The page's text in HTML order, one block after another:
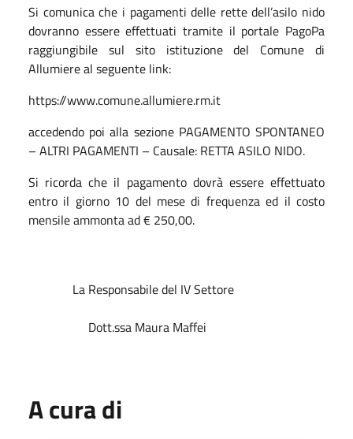
Si comunica che i pagamenti delle rette dell’asilo nido
dovranno essere effettuati tramite il portale PagoPa
raggiungibile sul sito istituzione del Comune di
Allumiere al seguente link:
https://www.comune.allumiere.rm.it
accedendo poi alla sezione PAGAMENTO SPONTANEO
– ALTRI PAGAMENTI – Causale: RETTA ASILO NIDO.
Si ricorda che il pagamento dovrà essere effettuato
entro il giorno 10 del mese di frequenza ed il costo
mensile ammonta ad € 250,00.
La Responsabile del IV Settore
Dott.ssa Maura Maffei
A cura di